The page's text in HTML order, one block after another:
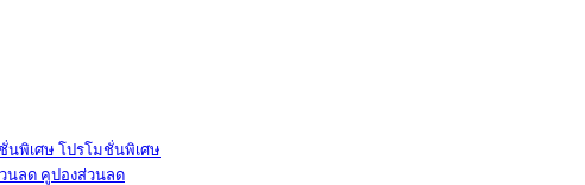
โปรโมชั่นพิเศษ
คูปองส่วนลด